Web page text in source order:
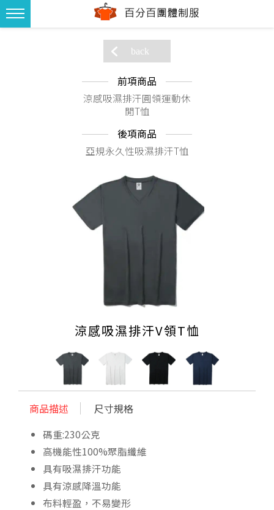
back
前項商品
涼感吸濕排汗圓領運動休
閒T恤
後項商品
亞規永久性吸濕排汗T恤
涼感吸濕排汗V領T恤
商品描述 尺寸規格
碼重:230公克
高機能性100%聚脂纖維
具有吸濕排汗功能
具有涼感降溫功能
布料輕盈，不易變形